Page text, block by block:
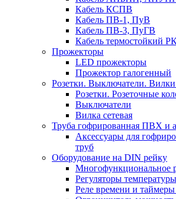
Кабель КСПВ
Кабель ПВ-1, ПуВ
Кабель ПВ-3, ПуГВ
Кабель термостойкий
Прожекторы
LED прожекторы
Прожектор галогенный
Розетки. Выключатели. Вилки
Розетки. Розеточные
Выключатели
Вилка сетевая
Труба гофрированная ПВХ и
Аксессуары для
труб
Оборудование на DIN рейку
Многофункциональное
Регуляторы температуры
Реле времени и